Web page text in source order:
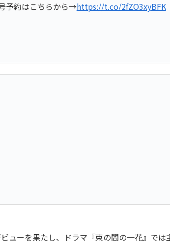
予約はこちらから→https://t.co/2fZO3xyBFK
ーを果たし、ドラマ『束の間の一花』では